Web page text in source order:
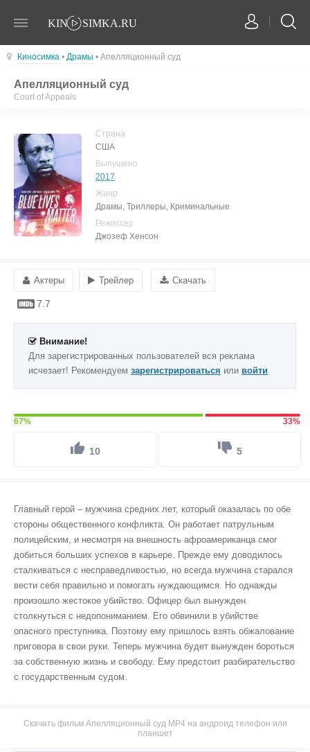
Киносимка • Драмы • Апелляционный суд
Апелляционный суд
Court of Appeals
Страна
США
Выпущено
2017
Жанр
Драмы, Триллеры, Криминальные
Режиссер
Джозеф Хенсон
Актеры Трейлер Скачать
7.7
Внимание!
Для зарегистрированных пользователей вся реклама
исчезает! Рекомендуем зарегистрироваться или войти
67% 33%
10 5
Главный герой – мужчина средних лет, который оказалась по обе
стороны общественного конфликта. Он работает патрульным
полицейским, и несмотря на внешность афроамериканца смог
добиться больших успехов в карьере. Прежде ему доводилось
сталкиваться с несправедливостью, но всегда мужчина старался
вести себя правильно и помогать нуждающимся. Но однажды
произошло жестокое убийство. Офицер был вынужден
столкнуться с недопониманием. Его обвинили в убийстве
опасного преступника. Поэтому ему пришлось взять обжалование
приговора в свои руки. Теперь мужчина будет вынужден бороться
за собственную жизнь и свободу. Ему предстоит разбирательство
с государственным судом.
Скачать фильм Апелляционный суд MP4 на андроид телефон или
планшет